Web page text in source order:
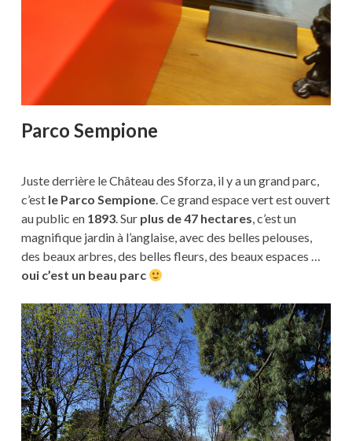
Parco Sempione
Juste derrière le Château des Sforza, il y a un grand parc,
c’est le Parco Sempione. Ce grand espace vert est ouvert
au public en 1893. Sur plus de 47 hectares, c’est un
magnifique jardin à l’anglaise, avec des belles pelouses,
des beaux arbres, des belles fleurs, des beaux espaces …
oui c’est un beau parc